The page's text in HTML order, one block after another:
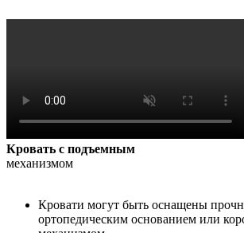
Кровать с подъемным
механизмом
Кровати могут быть оснащены
ортопедическим основанием или